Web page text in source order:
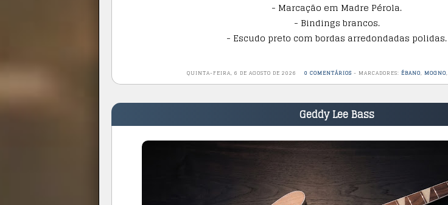
- Marcação em Madre Pérola.
- Bindings brancos.
- Escudo preto com bordas arredondadas polidas.
QUINTA-FEIRA, 6 DE AGOSTO DE 2026 0 COMENTÁRIOS - MARCADORES: ÉBANO, MOGNO,
Geddy Lee Bass